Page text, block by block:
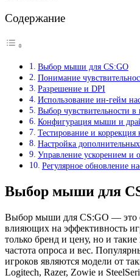
Содержание
Выбор мыши для CS:GO
Понимание
Разрешение и DPI
Использование ин-гейм
Выбор чувствительности в
Конфигурация мыши и
Тестирование и коррекция
Настройка
Управление ускорением и
Регулярное обновление
Выбор мыши для
Выбор мыши для CS:GO — это
влияющих на эффективность
только бренд и цену, но и
частота опроса и вес.
игроков являются модели от
Logitech, Razer, Zowie и